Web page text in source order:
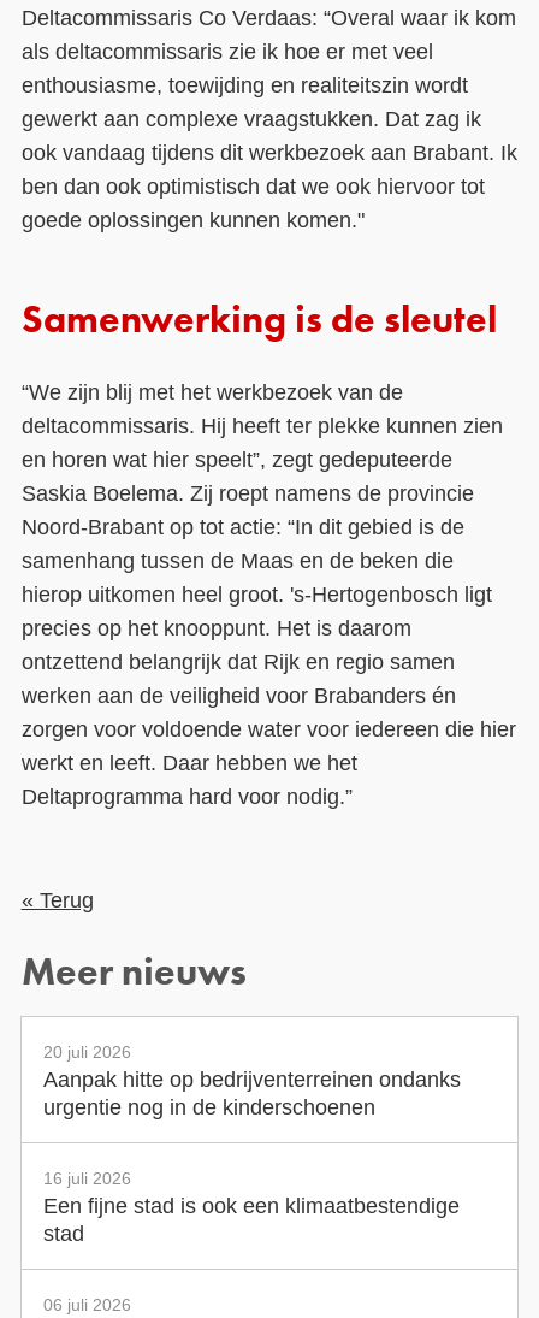
Deltacommissaris Co Verdaas: “Overal waar ik kom
als deltacommissaris zie ik hoe er met veel
enthousiasme, toewijding en realiteitszin wordt
gewerkt aan complexe vraagstukken. Dat zag ik
ook vandaag tijdens dit werkbezoek aan Brabant. Ik
ben dan ook optimistisch dat we ook hiervoor tot
goede oplossingen kunnen komen."
Samenwerking is de sleutel
“We zijn blij met het werkbezoek van de
deltacommissaris. Hij heeft ter plekke kunnen zien
en horen wat hier speelt”, zegt gedeputeerde
Saskia Boelema. Zij roept namens de provincie
Noord-Brabant op tot actie: “In dit gebied is de
samenhang tussen de Maas en de beken die
hierop uitkomen heel groot. 's-Hertogenbosch ligt
precies op het knooppunt. Het is daarom
ontzettend belangrijk dat Rijk en regio samen
werken aan de veiligheid voor Brabanders én
zorgen voor voldoende water voor iedereen die hier
werkt en leeft. Daar hebben we het
Deltaprogramma hard voor nodig.”
« Terug
Meer nieuws
20 juli 2026
Aanpak hitte op bedrijventerreinen ondanks
urgentie nog in de kinderschoenen
16 juli 2026
Een fijne stad is ook een klimaatbestendige
stad
06 juli 2026